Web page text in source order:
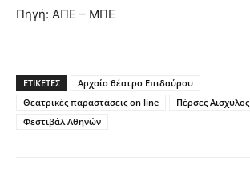
Πηγή: ΑΠΕ – ΜΠΕ
ΕΤΙΚΕΤΕΣ
Αρχαίο θέατρο Επιδαύρου
Θεατρικές παραστάσεις on line
Πέρσες Αισχύλος
Φεστιβάλ Αθηνών